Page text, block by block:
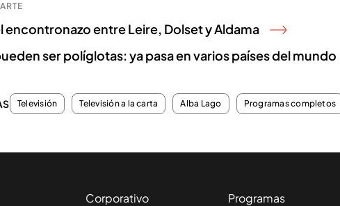
encontronazo entre Leire, Dolset y Aldama
ser políglotas: ya pasa en varios países del mundo
Televisión Televisión a la carta Alba Lago Programas completos
Corporativo Programas